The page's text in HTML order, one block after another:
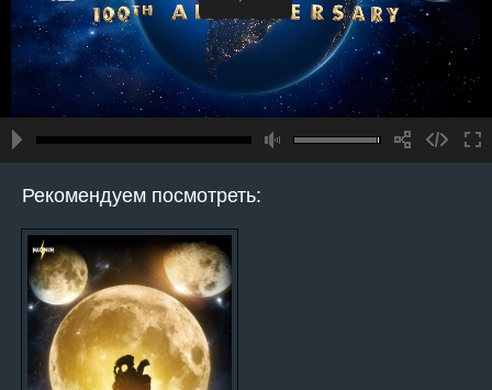
Рекомендуем посмотреть: